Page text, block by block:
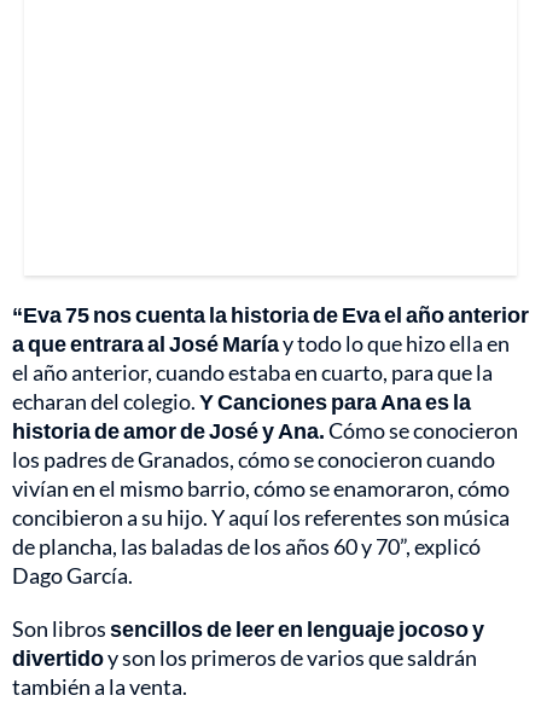
“Eva 75 nos cuenta la historia de Eva el año anterior
a que entrara al José Maríay todo lo que hizo ella en
el año anterior, cuando estaba en cuarto, para que la
echaran del colegio.Y Canciones para Ana es la
historia de amor de José y Ana.Cómo se conocieron
los padres de Granados, cómo se conocieron cuando
vivían en el mismo barrio, cómo se enamoraron, cómo
concibieron a su hijo. Y aquí los referentes son música
de plancha, las baladas de los años 60 y 70”, explicó
Dago García.
Son librossencillos de leer en lenguaje jocoso y
divertidoy son los primeros de varios que saldrán
también a la venta.